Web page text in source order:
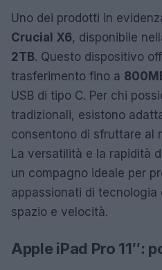
Uno dei prodotti in
Crucial X6, disponibile
2TB. Questo dispositivo
trasferimento fino a
USB di tipo C. Per chi
tradizionali, esistono
consentono di sfruttare al
La versatilità e la rapidità
un compagno ideale per
appassionati di tecnologia
spazio e velocità.
Apple iPad Pro 11″: